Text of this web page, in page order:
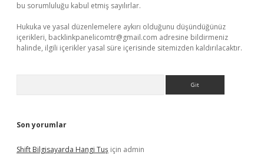
bu sorumluluğu kabul etmiş sayılırlar.
Hukuka ve yasal düzenlemelere aykırı olduğunu düşündüğünüz
içerikleri, backlinkpanelicomtr@gmail.com adresine bildirmeniz
halinde, ilgili içerikler yasal süre içerisinde sitemizden kaldırılacaktır.
Son yorumlar
Shift Bilgisayarda Hangi Tuş için admin